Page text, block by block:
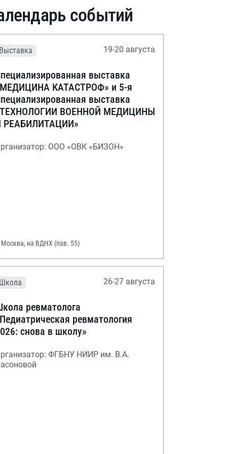
событий
Выставка 19-20 августа
выставка
КАТАСТРОФ» и 5-я
выставка
ВОЕННОЙ МЕДИЦИНЫ
РЕАБИЛИТАЦИИ»
ООО «ОВК «БИЗОН»
Москва, на ВДНХ (пав. 55)
Школа 26-27 августа
ревматолога
ревматология
снова в школу»
ФГБНУ НИИР им. В.А.